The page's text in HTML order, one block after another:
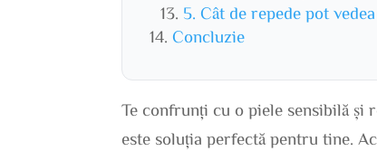
5. Cât de repede pot
Concluzie
Te confrunți cu o piele sensibilă și
este soluția perfectă pentru tine.